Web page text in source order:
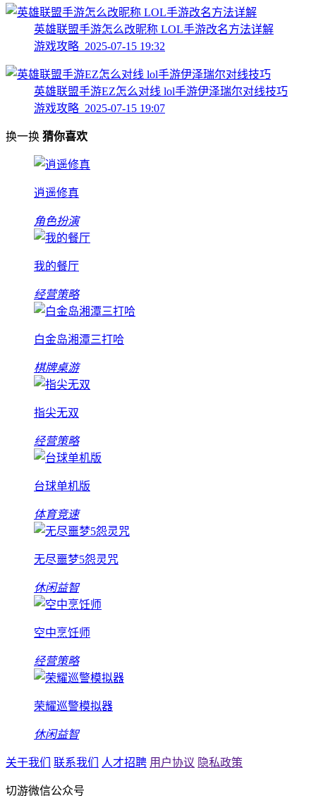
英雄联盟手游怎么改昵称 LOL手游改名方法详解
游戏攻略 2025-07-15 19:32
英雄联盟手游EZ怎么对线 lol手游伊泽瑞尔对线技巧
游戏攻略 2025-07-15 19:07
换一换 猜你喜欢
逍遥修真
角色扮演
我的餐厅
经营策略
白金岛湘潭三打哈
棋牌桌游
指尖无双
经营策略
台球单机版
体育竞速
无尽噩梦5怨灵咒
休闲益智
空中烹饪师
经营策略
荣耀巡警模拟器
休闲益智
关于我们 联系我们 人才招聘 用户协议 隐私政策
切游微信公众号